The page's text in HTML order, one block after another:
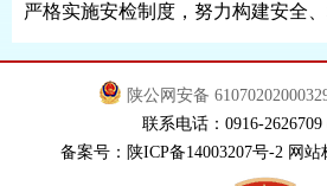
严格实施安检制度，努力构建安全
陕公网安备
联系电话：0916-
备案号：陕ICP备14003207号-2 网站